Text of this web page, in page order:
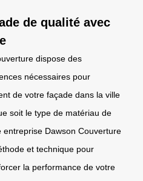
de qualité avec
dispose des
nécessaires pour
de votre façade dans la ville
soit le type de matériau de
Dawson Couverture
et technique pour
la performance de votre